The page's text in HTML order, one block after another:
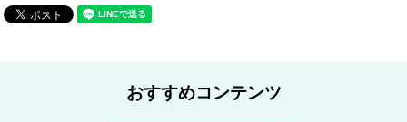
おすすめコンテンツ